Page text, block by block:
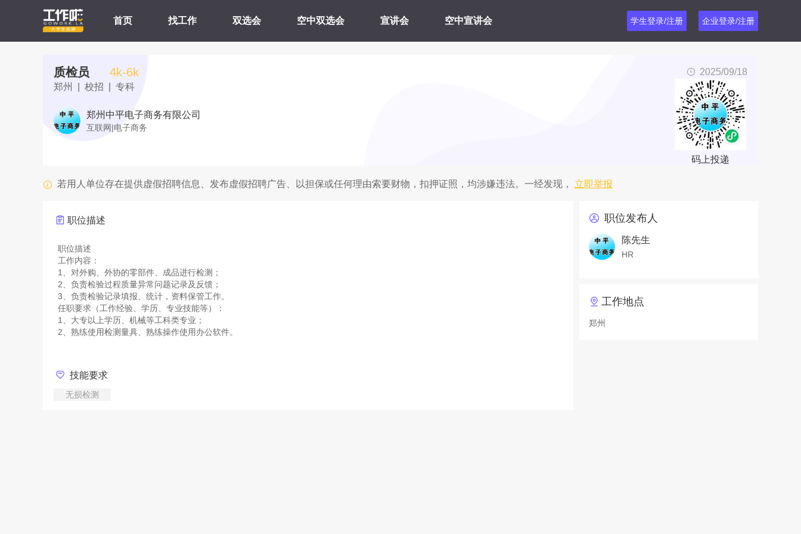
首页 找工作 双选会 空中双选会 宣讲会 空中宣讲会 学生登录/注册 企业登录/注册
质检员 4k-6k
2025/09/18
郑州 | 校招 | 专科
郑州中平电子商务有限公司
互联网|电子商务
码上投递
若用人单位存在提供虚假招聘信息、发布虚假招聘广告、以担保或任何理由索要财物，扣押证照，均涉嫌违法。一经发现， 立即举报
职位描述
职位描述
工作内容：
1、对外购、外协的零部件、成品进行检测；
2、负责检验过程质量异常问题记录及反馈；
3、负责检验记录填报、统计，资料保管工作。
任职要求（工作经验、学历、专业技能等）：
1、大专以上学历、机械等工科类专业；
技能要求
无损检测
职位发布人
陈先生
HR
工作地点
郑州